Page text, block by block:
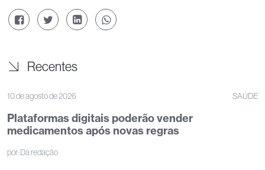
Recentes
10 de agosto de 2026 SAÚDE
Plataformas digitais poderão vender
medicamentos após novas regras
por:Da redação